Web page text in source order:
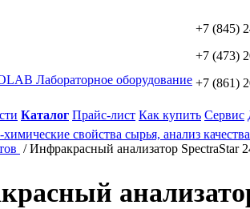
LAB Лабораторное оборудование
+7 (845)
+7 (473)
+7 (861)
Каталог Прайс-лист Как купить Сервис
свойства сырья, анализ качества
/Инфракрасный анализатор SpectraStar